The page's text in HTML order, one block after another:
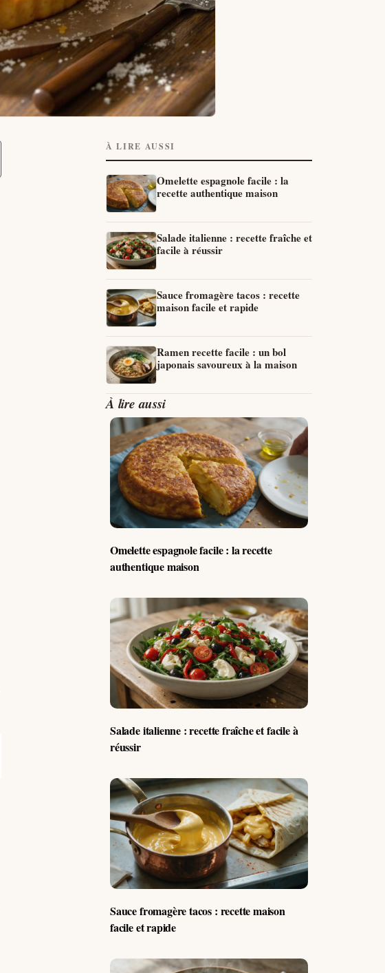
À LIRE AUSSI
Omelette espagnole facile : la
recette authentique maison
Salade italienne : recette fraîche et
facile à réussir
Sauce fromagère tacos : recette
maison facile et rapide
Ramen recette facile : un bol
japonais savoureux à la maison
À lire aussi
Omelette espagnole facile : la recette
authentique maison
Salade italienne : recette fraîche et facile à
réussir
Sauce fromagère tacos : recette maison
facile et rapide